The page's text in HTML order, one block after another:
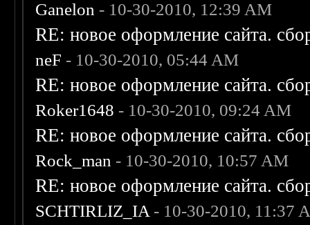
Ganelon - 10-30-2010, 12:39 AM
RE: новое оформление сайта.
neF - 10-30-2010, 05:44 AM
RE: новое оформление сайта.
Roker1648 - 10-30-2010, 09:24 AM
RE: новое оформление сайта.
Rock_man - 10-30-2010, 10:57 AM
RE: новое оформление сайта.
SCHTIRLIZ_IA - 10-30-2010, 11:37